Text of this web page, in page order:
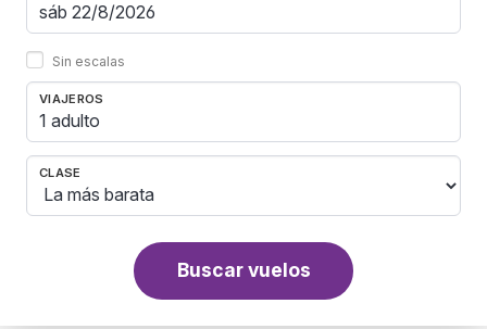
Sin escalas
VIAJEROS
1 adulto
CLASE
Buscar vuelos